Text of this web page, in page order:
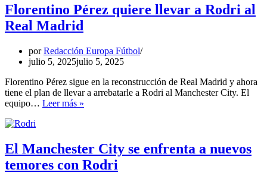
fichar
a
traspaso
millonario?
Florentino Pérez quiere llevar a Rodri al
Real Madrid
porRedacción Europa Fútbol
julio 5, 2025julio 5, 2025
Florentino Pérez sigue en la reconstrucción de Real Madrid y ahora
tiene el plan de llevar a arrebatarle a Rodri al Manchester City. El
equipo… Leer más »
a
Rodri
al
El Manchester City se enfrenta a nuevos
temores con Rodri